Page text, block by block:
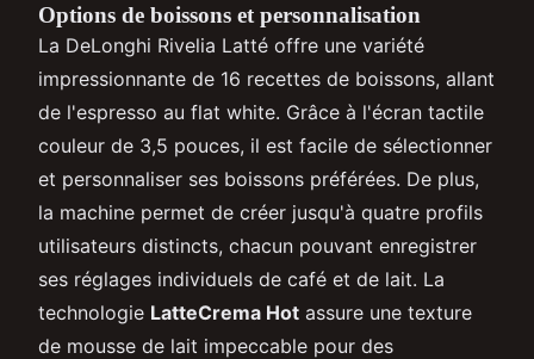
Options de boissons et personnalisation
La DeLonghi Rivelia Latté offre une variété
impressionnante de 16 recettes de boissons, allant
de l'espresso au flat white. Grâce à l'écran tactile
couleur de 3,5 pouces, il est facile de sélectionner
et personnaliser ses boissons préférées. De plus,
la machine permet de créer jusqu'à quatre profils
utilisateurs distincts, chacun pouvant enregistrer
ses réglages individuels de café et de lait. La
technologie LatteCrema Hot assure une texture
de mousse de lait impeccable pour des